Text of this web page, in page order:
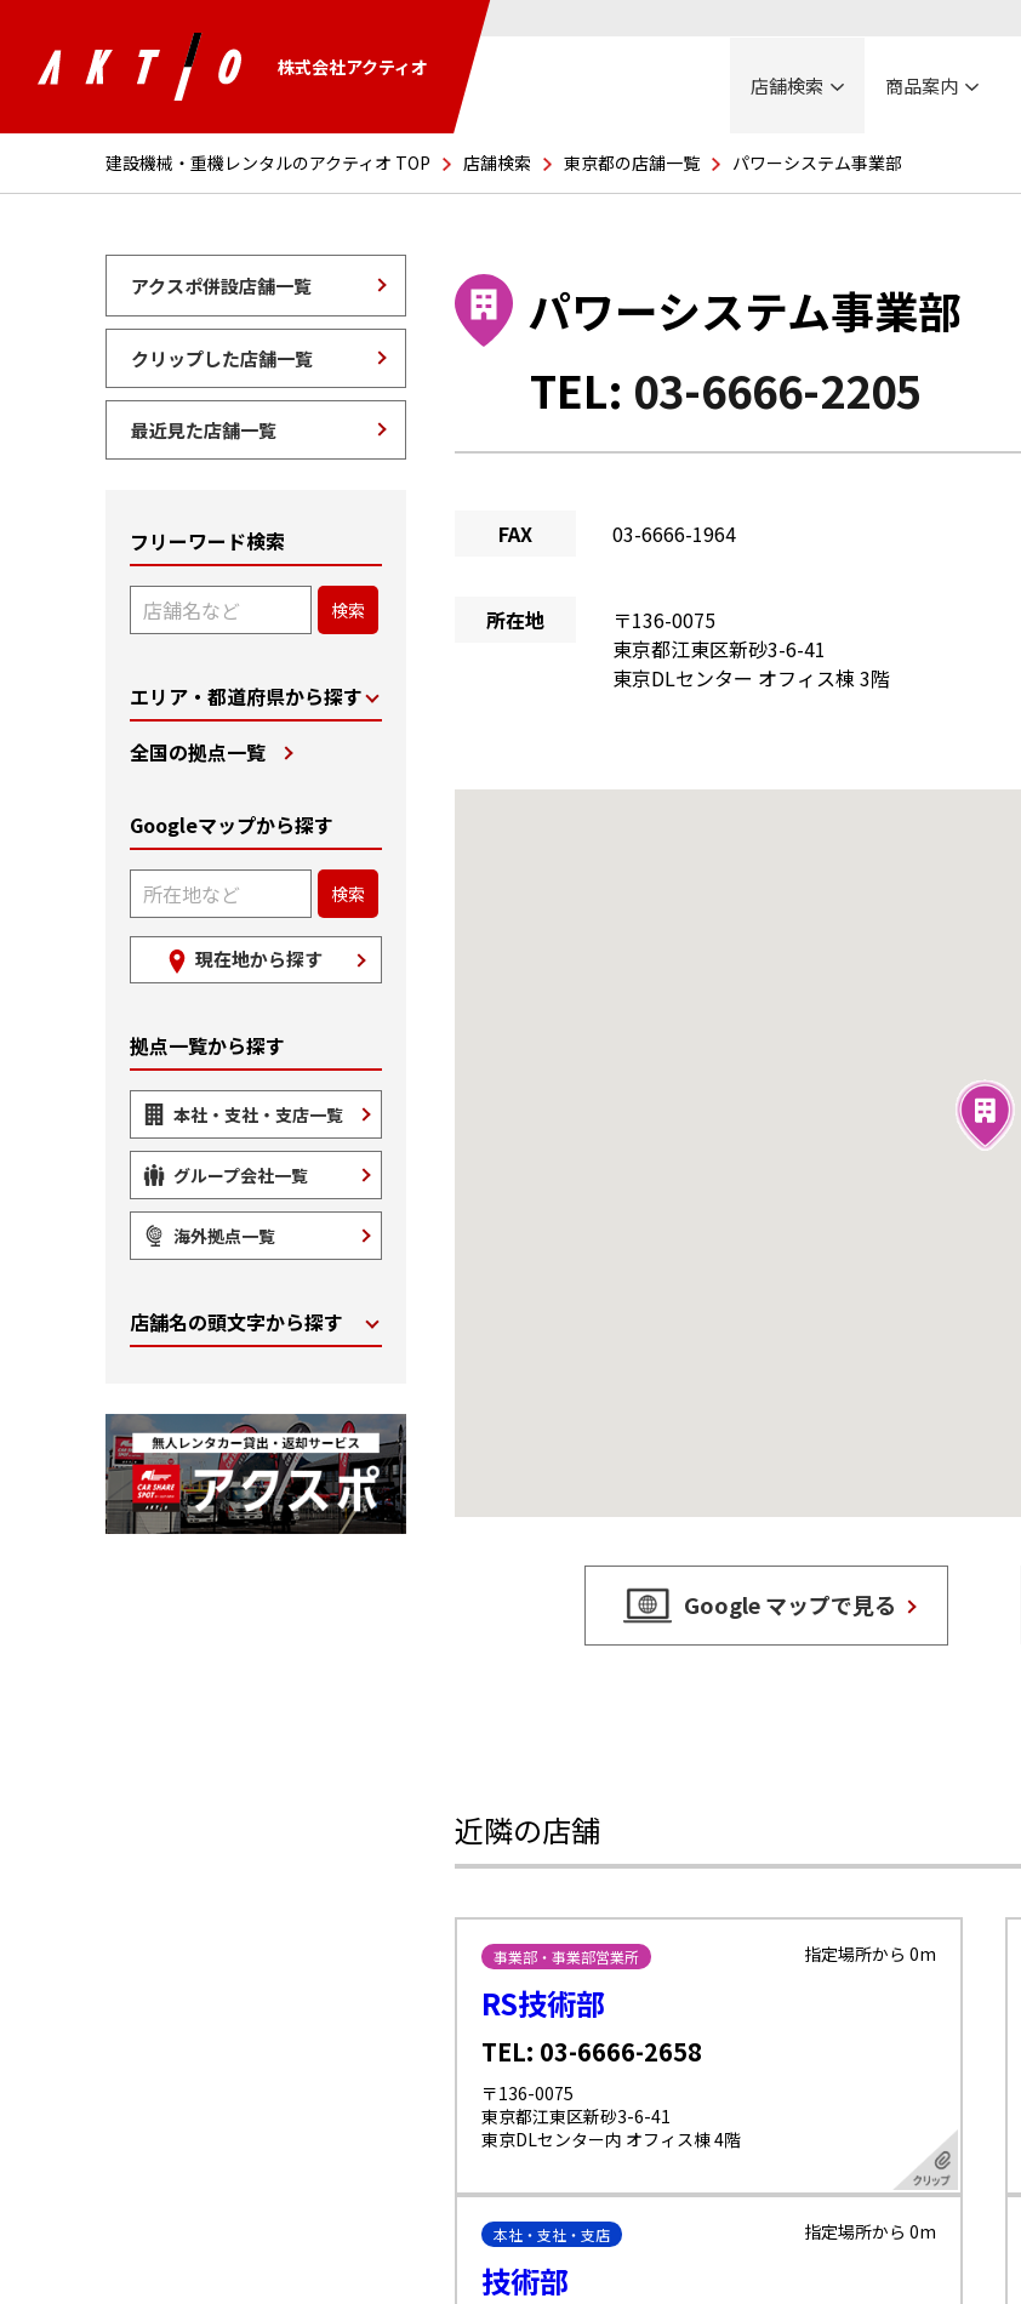
株式会社アクティオ
店舗検索 商品案内
建設機械・重機レンタルのアクティオ TOP 店舗検索 東京都の店舗一覧 パワーシステム事業部
パワーシステム事業部
TEL: 03-6666-2205
FAX 03-6666-1964
所在地 〒136-0075
東京都江東区新砂3-6-41
東京DLセンター オフィス棟 3階
Google マップで見る
近隣の店舗
事業部・事業部営業所 指定場所から 0m
RS技術部
TEL: 03-6666-2658
〒136-0075
東京都江東区新砂3-6-41
東京DLセンター内 オフィス棟 4階
本社・支社・支店 指定場所から 0m
技術部
アクスポ併設店舗一覧
クリップした店舗一覧
最近見た店舗一覧
フリーワード検索
エリア・都道府県から探す
全国の拠点一覧
Googleマップから探す
現在地から探す
拠点一覧から探す
本社・支社・支店一覧
グループ会社一覧
海外拠点一覧
店舗名の頭文字から探す